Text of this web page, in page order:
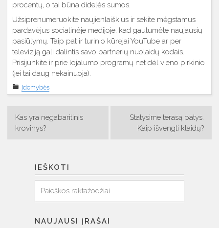
procentų, o tai būna didelės sumos.
Užsiprenumeruokite naujienlaiškius ir sekite mėgstamus
pardavėjus socialinėje medijoje, kad gautumėte naujausių
pasiūlymų. Taip pat ir turinio kūrėjai YouTube ar per
televiziją gali dalintis savo partnerių nuolaidų kodais.
Prisijunkite ir prie lojalumo programų net dėl vieno pirkinio
(jei tai daug nekainuoja).
Įdomybės
Navigacija
tarp
Kas yra negabaritinis
krovinys?
Statysime terasą patys.
Kaip išvengti klaidų?
IEŠKOTI
Ieškoti
NAUJAUSI ĮRAŠAI